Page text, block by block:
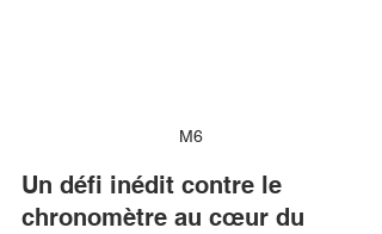
M6
Un défi inédit contre le
chronomètre au cœur du